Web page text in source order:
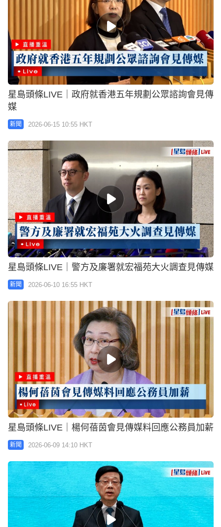
星島頭條LIVE｜政府就香港五年規劃公眾諮詢會見傳
媒
新聞 2026-06-15 10:55 HKT
星島頭條LIVE｜警方及廉署就宏福苑大火調查見傳媒
新聞 2026-06-10 16:55 HKT
星島頭條LIVE｜楊何蓓茵會見傳媒料回應公務員加薪
新聞 2026-06-09 14:10 HKT